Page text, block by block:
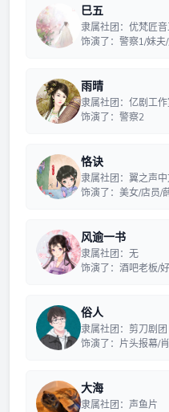
巳五
隶属社团：优梵匠
饰演了：警察1/妹夫
雨晴
隶属社团：亿剧工作
饰演了：警察2
恪诀
隶属社团：翼之声
饰演了：美女/店员/
风逾一书
隶属社团：无
饰演了：酒吧老板/
俗人
隶属社团：剪刀剧团
饰演了：片头报幕/
大海
隶属社团：声鱼片